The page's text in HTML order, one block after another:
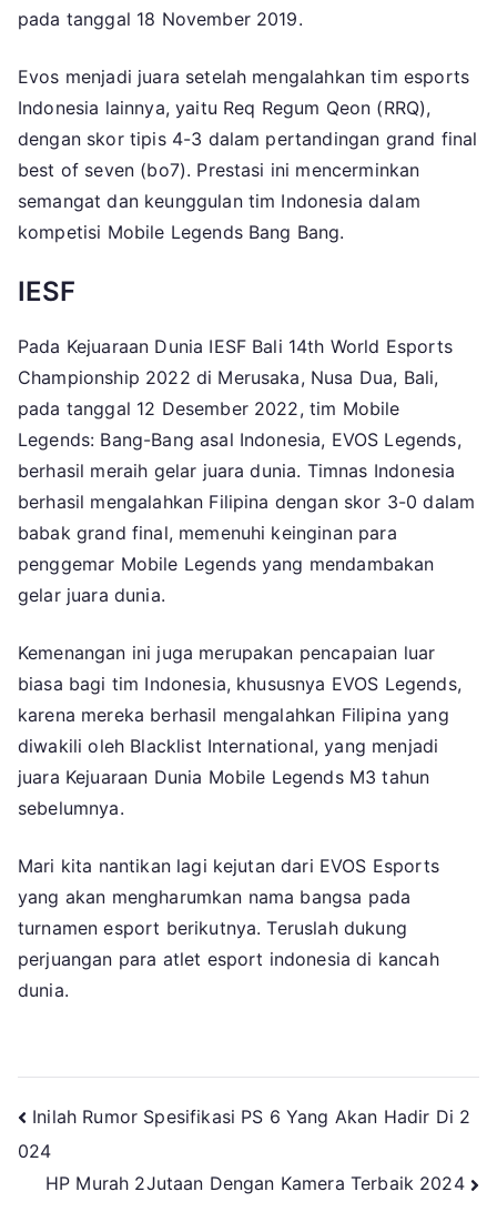
pada tanggal 18 November 2019.
Evos menjadi juara setelah mengalahkan tim esports
Indonesia lainnya, yaitu Req Regum Qeon (RRQ),
dengan skor tipis 4-3 dalam pertandingan grand final
best of seven (bo7). Prestasi ini mencerminkan
semangat dan keunggulan tim Indonesia dalam
kompetisi Mobile Legends Bang Bang.
IESF
Pada Kejuaraan Dunia IESF Bali 14th World Esports
Championship 2022 di Merusaka, Nusa Dua, Bali,
pada tanggal 12 Desember 2022, tim Mobile
Legends: Bang-Bang asal Indonesia, EVOS Legends,
berhasil meraih gelar juara dunia. Timnas Indonesia
berhasil mengalahkan Filipina dengan skor 3-0 dalam
babak grand final, memenuhi keinginan para
penggemar Mobile Legends yang mendambakan
gelar juara dunia.
Kemenangan ini juga merupakan pencapaian luar
biasa bagi tim Indonesia, khususnya EVOS Legends,
karena mereka berhasil mengalahkan Filipina yang
diwakili oleh Blacklist International, yang menjadi
juara Kejuaraan Dunia Mobile Legends M3 tahun
sebelumnya.
Mari kita nantikan lagi kejutan dari EVOS Esports
yang akan mengharumkan nama bangsa pada
turnamen esport berikutnya. Teruslah dukung
perjuangan para atlet esport indonesia di kancah
dunia.
Navigasi
pos
Inilah Rumor Spesifikasi PS 6 Yang Akan Hadir Di 2
024
HP Murah 2Jutaan Dengan Kamera Terbaik 2024